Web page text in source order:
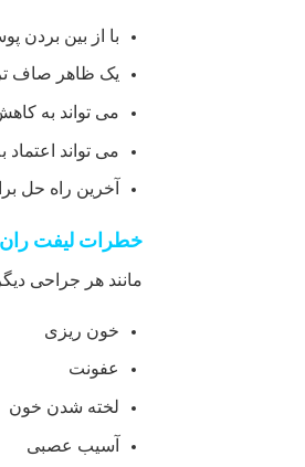
با از بین بردن
یک ظاهر صاف تر
می تواند به
می تواند
آخرین راه حل
خطرات لیفت ران
مانند هر جراحی
خون ریزی
عفونت
لخته شدن خون
آسیب عصبی